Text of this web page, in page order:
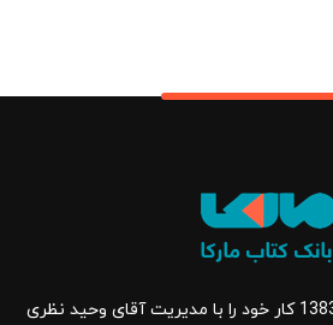
بانک کتاب مارکا در سال 1383 کار خود را با مدیریت آقای وحید نظری